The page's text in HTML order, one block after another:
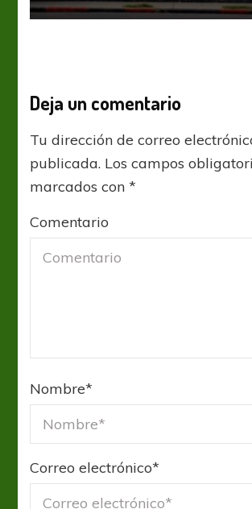
Deja un comentario
Tu dirección de correo
publicada. Los campos
marcados con*
Comentario
Nombre*
Correo electrónico*